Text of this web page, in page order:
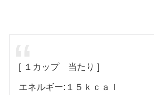
[ １カップ 当たり ]
エネルギー:１５ｋｃａｌ